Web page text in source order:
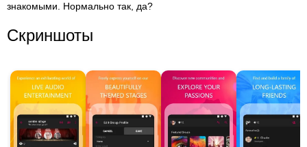
знакомыми. Нормально так, да?
Скриншоты